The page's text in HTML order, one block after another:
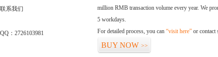
联系我们
QQ：2726103981
million RMB transaction volume every year. We
5 workdays.
For detailed process, you can “visit here” or contact
BUY NOW >>